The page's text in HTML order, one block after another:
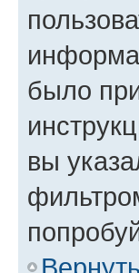
было
вы